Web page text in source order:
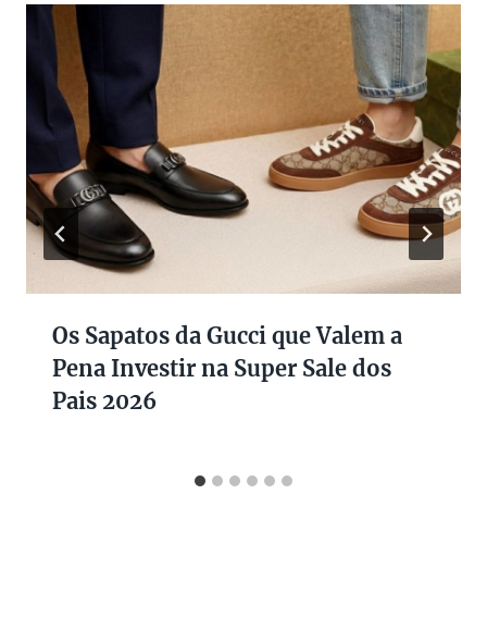
Os Sapatos da Gucci que Valem a
Pena Investir na Super Sale dos
Pais 2026